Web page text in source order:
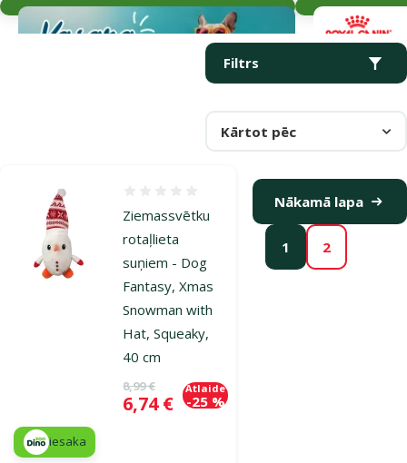
Filtrs
Kārtot pēc
Produkti kategorijā Rotaļlietas suņiem senioriem
Ziemassvētku
rotaļlieta
suņiem - Dog
Fantasy, Xmas
Snowman with
Hat, Squeaky,
40 cm
Oriģinālā cena
8,99 €
Cena
6,74 €
Atlaide
-25 %
iesaka
1 2
Nākamā lapa